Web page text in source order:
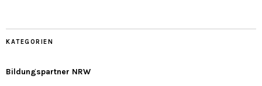
KATEGORIEN
Bildungspartner NRW